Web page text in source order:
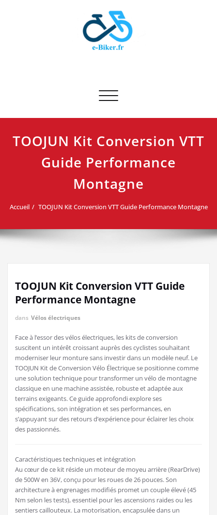
Afficher/masquer la navigation
TOOJUN Kit Conversion VTT
Guide Performance
Montagne
Accueil TOOJUN Kit Conversion VTT Guide Performance Montagne
TOOJUN Kit Conversion VTT Guide
Performance Montagne
dans Vélos électriques
Face à l’essor des vélos électriques, les kits de conversion
suscitent un intérêt croissant auprès des cyclistes souhaitant
moderniser leur monture sans investir dans un modèle neuf. Le
TOOJUN Kit de Conversion Vélo Électrique se positionne comme
une solution technique pour transformer un vélo de montagne
classique en une machine assistée, robuste et adaptée aux
terrains exigeants. Ce guide approfondi explore ses
spécifications, son intégration et ses performances, en
s’appuyant sur des retours d’expérience pour éclairer les choix
des passionnés.
Caractéristiques techniques et intégration
Au cœur de ce kit réside un moteur de moyeu arrière (RearDrive)
de 500W en 36V, conçu pour les roues de 26 pouces. Son
architecture à engrenages modifiés promet un couple élevé (45
Nm selon les tests), essentiel pour les ascensions raides ou les
sentiers caillouteux. La motorisation, encapsulée dans un